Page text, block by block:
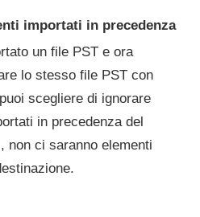
importati in precedenza
un file PST e ora
lo stesso file PST con
scegliere di ignorare
in precedenza del
non ci saranno elementi